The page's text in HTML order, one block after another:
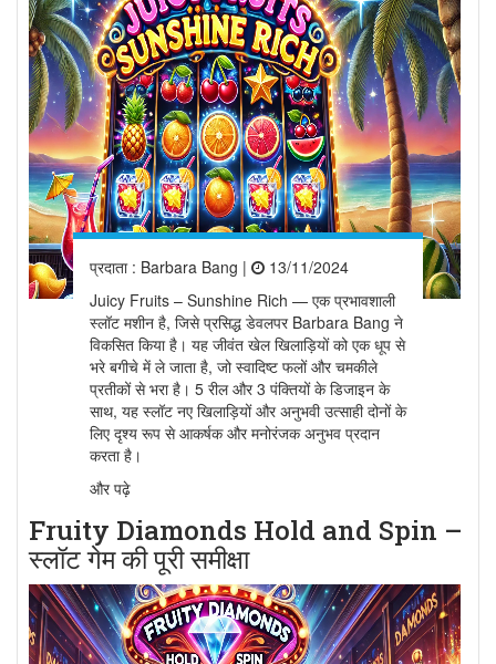
प्रदाता : Barbara Bang |
13/11/2024
Juicy Fruits – Sunshine Rich — एक प्रभावशाली
स्लॉट मशीन है, जिसे प्रसिद्ध डेवलपर Barbara Bang ने
विकसित किया है। यह जीवंत खेल खिलाड़ियों को एक धूप से
भरे बगीचे में ले जाता है, जो स्वादिष्ट फलों और चमकीले
प्रतीकों से भरा है। 5 रील और 3 पंक्तियों के डिजाइन के
साथ, यह स्लॉट नए खिलाड़ियों और अनुभवी उत्साही दोनों के
लिए दृश्य रूप से आकर्षक और मनोरंजक अनुभव प्रदान
करता है।
और पढ़े
Fruity Diamonds Hold and Spin –
स्लॉट गेम की पूरी समीक्षा